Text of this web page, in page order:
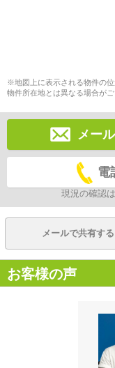
※地図上に表示される物件の
物件所在地とは異なる場合がご
メー
電
現況の確認
メールで共有する
お客様の声